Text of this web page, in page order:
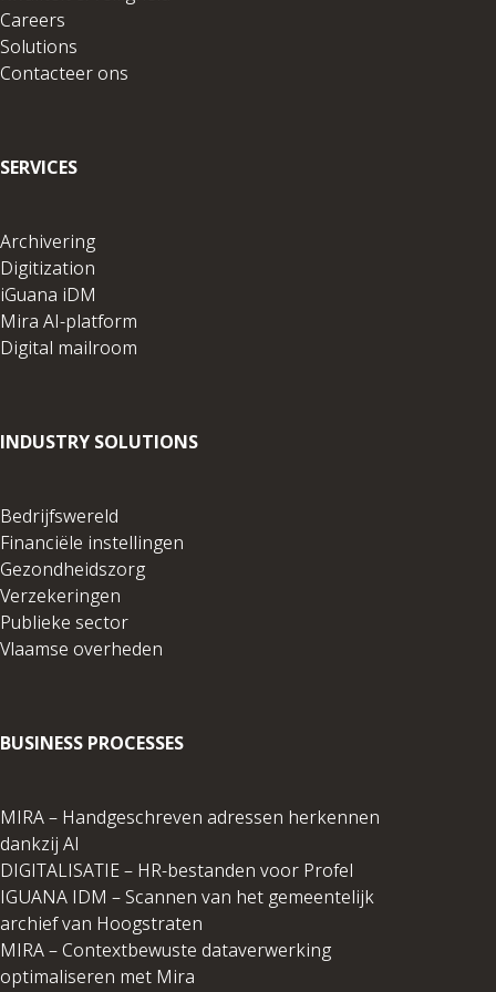
e
-
m
l
r
e
s
Careers
Solutions
Contacteer ons
SERVICES
Archivering
Digitization
iGuana iDM
Mira AI-platform
Digital mailroom
INDUSTRY SOLUTIONS
Bedrijfswereld
Financiële instellingen
Gezondheidszorg
Verzekeringen
Publieke sector
Vlaamse overheden
BUSINESS PROCESSES
MIRA – Handgeschreven adressen herkennen
dankzij AI
DIGITALISATIE – HR-bestanden voor Profel
IGUANA IDM – Scannen van het gemeentelijk
archief van Hoogstraten
MIRA – Contextbewuste dataverwerking
optimaliseren met Mira